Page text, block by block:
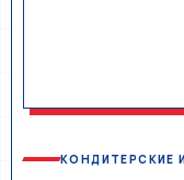
КОНДИТЕРСКИЕ